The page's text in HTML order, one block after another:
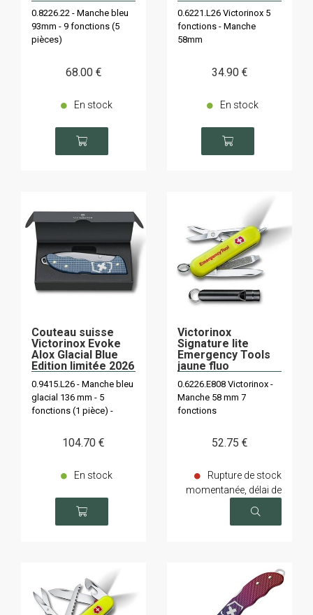
0.8226.22 - Manche bleu
93mm - 9 fonctions (5
pièces)
68.00 €
En stock
0.6221.L26 Victorinox 5
fonctions - Manche
58mm
34.90 €
En stock
Couteau suisse
Victorinox Evoke
Alox Glacial Blue
Edition limitée 2026
0.9415.L26 - Manche bleu
glacial 136 mm - 5
fonctions (1 pièce) -
104.70 €
En stock
Victorinox
Signature lite
Emergency Tools
jaune fluo
0.6226.E808 Victorinox -
Manche 58 mm 7
fonctions
52.75 €
Rupture de stock
momentanée, délai de
livraison sur demande